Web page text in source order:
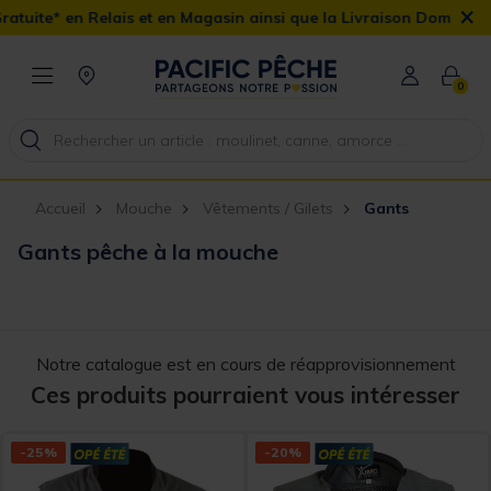
et en Magasin ainsi que la Livraison Domicile offerte dès 90€
×
0
Accueil Mouche Vêtements / Gilets Gants
Gants pêche à la mouche
Notre catalogue est en cours de réapprovisionnement
Ces produits pourraient vous intéresser
-25% -20%